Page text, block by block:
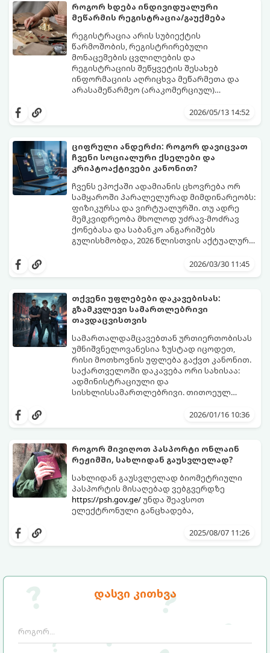
დასვი კითხვა
როგორ ხდება ინდივიდუალური
მეწარმის რეგისტრაცია/გაუქმება
რეგისტრაცია არის სუბიექტის
წარმოშობის, რეგისტრირებული
მონაცემების ცვლილების და
რეგისტრაციის შეწყვეტის შესახებ
ინფორმაციის აღრიცხვა მეწარმეთა და
არასამეწარმეო (არაკომერციულ)
გადაწყვეტილების მიღებით. იურიდიული
(არაკომერციული) საქმიანობა,
სავალდებულოდ უნდა დარეგისტრირდეს
რესტრში.
2026/05/13 14:52
ციფრული ანდერძი: როგორ დავიცვათ
ჩვენი სოციალური ქსელები და
კრიპტოაქტივები კანონით?
ჩვენს ეპოქაში ადამიანის ცხოვრება ორ
სამყაროში პარალელურად მიმდინარეობს:
ფიზიკურსა და ვირტუალურში. თუ ადრე
მემკვიდრეობა მხოლოდ უძრავ-მოძრავ
ქონებასა და საბანკო ანგარიშებს
გულისხმობდა, 2026 წლისთვის აქტუალური
რა ბედი ეწევა თქვენს ფოტოებს, სამუშაო
დაარეგულიროთ თქვენი ციფრული
2026/03/30 11:45
თქვენი უფლებები დაკავებისას:
გზამკვლევი სამართლებრივი
თავდაცვისთვის
სამართალდამცავებთან ურთიერთობისას
უმნიშვნელოვანესია ზუსტად იცოდეთ,
რისი მოთხოვნის უფლება გაქვთ კანონით.
საქართველოში დაკავება ორი სახისაა:
ადმინისტრაციული და
სისხლისსამართლებრივი. თითოეულ
2026/01/16 10:36
როგორ მივიღოთ პასპორტი ონლაინ
რეჟიმში, სახლიდან გაუსვლელად?
სახლიდან გაუსვლელად ბიომეტრიული
პასპორტის მისაღებად ვებგვერდზე
https://psh.gov.ge/უნდა შეავსოთ
ელექტრონული განცხადება,
2025/08/07 11:26